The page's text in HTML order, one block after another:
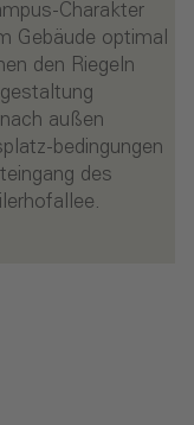
Charakter
Gebäude optimal
den Riegeln
außen
bedingungen
des